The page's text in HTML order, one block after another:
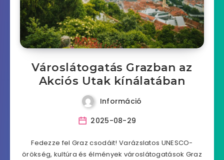
Városlátogatás Grazban az
Akciós Utak kínálatában
Információ
2025-08-29
Fedezze fel Graz csodáit! Varázslatos UNESCO-
örökség, kultúra és élmények városlátogatások Graz